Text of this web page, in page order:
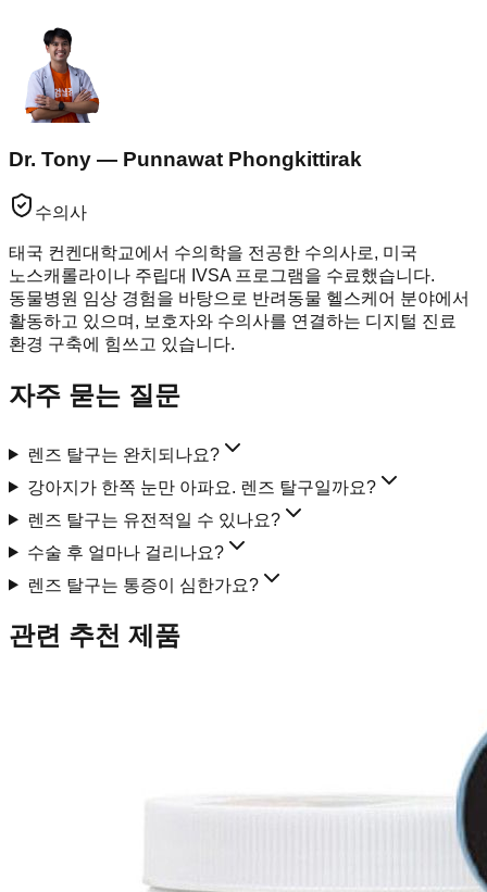
Dr. Tony — Punnawat Phongkittirak
수의사
태국 컨켄대학교에서 수의학을 전공한 수의사로, 미국
노스캐롤라이나 주립대 IVSA 프로그램을 수료했습니다.
동물병원 임상 경험을 바탕으로 반려동물 헬스케어 분야에서
활동하고 있으며, 보호자와 수의사를 연결하는 디지털 진료
환경 구축에 힘쓰고 있습니다.
자주 묻는 질문
렌즈 탈구는 완치되나요?
강아지가 한쪽 눈만 아파요. 렌즈 탈구일까요?
렌즈 탈구는 유전적일 수 있나요?
수술 후 얼마나 걸리나요?
렌즈 탈구는 통증이 심한가요?
관련 추천 제품